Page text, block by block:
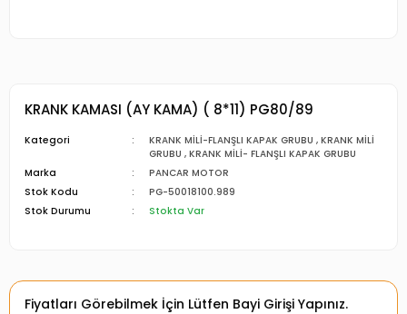
KRANK KAMASI (AY KAMA) ( 8*11) PG80/89
Kategori KRANK MİLİ-FLANŞLI KAPAK GRUBU ,KRANK MİLİ
GRUBU ,KRANK MİLİ- FLANŞLI KAPAK GRUBU
Marka
PANCAR MOTOR
Stok Kodu
PG-50018100.989
Stok Durumu
Stokta Var
Fiyatları Görebilmek İçin Lütfen Bayi Girişi Yapınız.